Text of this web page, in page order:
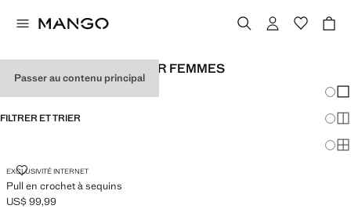
Passer au contenu principal
LOOKS DE FESTIVAL POUR FEMMES
FILTRER ET TRIER
EXCLUSIVITÉ INTERNET
Pull en crochet à sequins
PULL EN CROCHET À SEQUINS
Prix actuel [US$ 99,99 ]
US$ 99,99